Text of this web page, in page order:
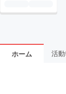
ホーム 活